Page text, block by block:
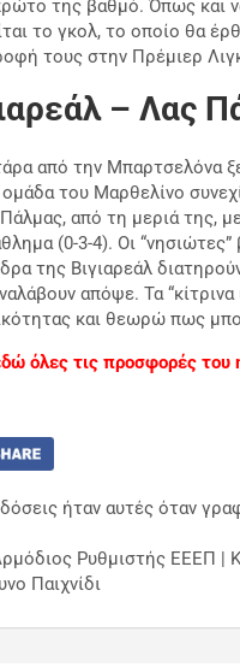
της βαθμό. Όπως και
το γκολ, το οποίο θα
τους στην Πρέμιερ
– Λας
από την Μπαρτσελόνα
του Μαρθελίνο
από τη μεριά της,
(0-3-4). Οι
της Βιγιαρεάλ
απόψε. Τα
και θεωρώ πως
όλες τις προσφορές
ήταν αυτές όταν
Ρυθμιστής ΕΕΕΠ |
Παιχνίδι